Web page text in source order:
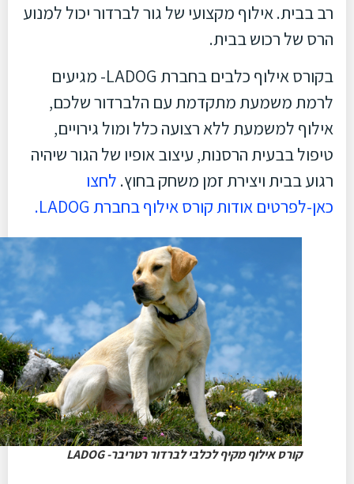
רב בבית. אילוף מקצועי של גור לברדור יכול למנוע
הרס של רכוש בבית.
בקורס אילוף כלבים בחברת LADOG- מגיעים
לרמת משמעת מתקדמת עם הלברדור שלכם,
אילוף למשמעת ללא רצועה כלל ומול גירויים,
טיפול בבעית הרסנות, עיצוב אופיו של הגור שיהיה
רגוע בבית ויצירת זמן משחק בחוץ.לחצו
כאן-לפרטים אודות קורס אילוף בחברת LADOG.
קורס אילוף מקיף לכלבי לברדור רטריבר- LADOG